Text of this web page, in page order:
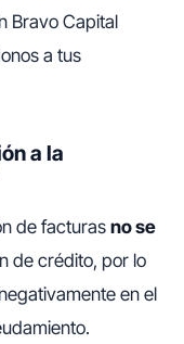
Bravo Capital
a tus
a la
de facturas no se
de crédito, por lo
en el